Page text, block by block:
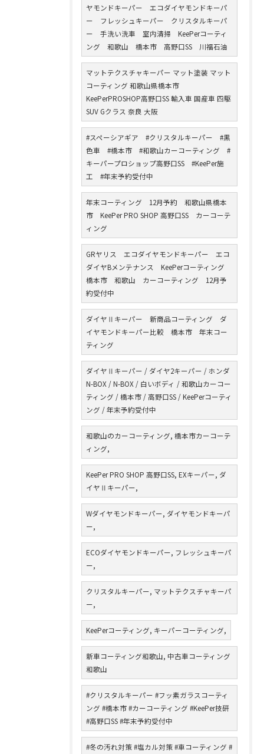
ヤモンドキーパー エコダイヤモンドキーパ
ー フレッシュキーパー クリスタルキーパ
ー 手洗い洗車 室内清掃 KeePerコーティ
ング 和歌山 橋本市 高野口SS 川福石油
マットテクスチャキーパー マット塗装 マット
コーティング 和歌山県橋本市
KeePerPROSHOP高野口SS 輸入車 国産車 四駆
SUV Gクラス 奈良 大阪
#スペーシアギア #クリスタルキーパー #黒
色車 #橋本市 #和歌山カーコーティング #
キーパープロショップ高野口SS #KeePer施
工 #年末予約受付中
年末コーティング 12月予約 和歌山県橋本
市 KeePer PRO SHOP 高野口SS カーコーテ
ィング
GRヤリス エコダイヤモンドキーパー エコ
ダイヤBメンテナンス KeePerコーティング
橋本市 和歌山 カーコーティング 12月予
約受付中
ダイヤⅡキーパー 新商品コーティング ダ
イヤモンドキーパー比較 橋本市 年末コー
ティング
ダイヤⅡキーパー / ダイヤ2キーパー / ホンダ
N-BOX / N-BOX / 白いボディ / 和歌山カーコー
ティング / 橋本市 / 高野口SS / KeePerコーティ
ング / 年末予約受付中
和歌山のカーコーティング, 橋本市カーコーテ
ィング,
KeePer PRO SHOP 高野口SS, EXキーパー, ダ
イヤⅡキーパー,
Wダイヤモンドキーパー, ダイヤモンドキーパ
ー,
ECOダイヤモンドキーパー, フレッシュキーパ
ー,
クリスタルキーパー, マットテクスチャキーパ
ー,
KeePerコーティング, キーパーコーティング,
新車コーティング和歌山, 中古車コーティング
和歌山
#クリスタルキーパー #フッ素ガラスコーティ
ング #橋本市 #カーコーティング #KeePer技研
#高野口SS #年末予約受付中
#冬の汚れ対策 #塩カル対策 #車コーティング #